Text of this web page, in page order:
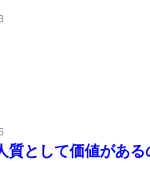
質として価値がある